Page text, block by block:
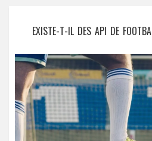
EXISTE-T-IL DES API DE